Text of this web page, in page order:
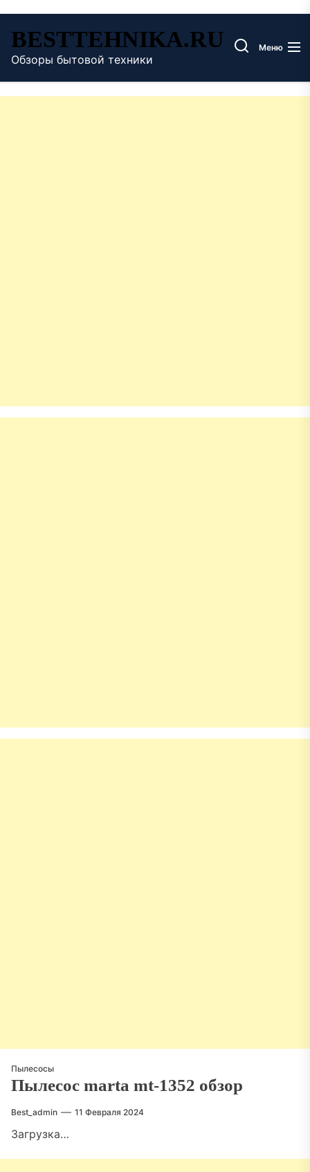
содержимому
BESTTEHNIKA.RU
Обзоры бытовой техники
Меню
Пылесосы
Пылесос marta mt-1352 обзор
Best_admin 11 Февраля 2024
Загрузка…